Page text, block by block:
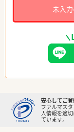
未入
安心してご
ファルマスタ
人情報を適
ています。